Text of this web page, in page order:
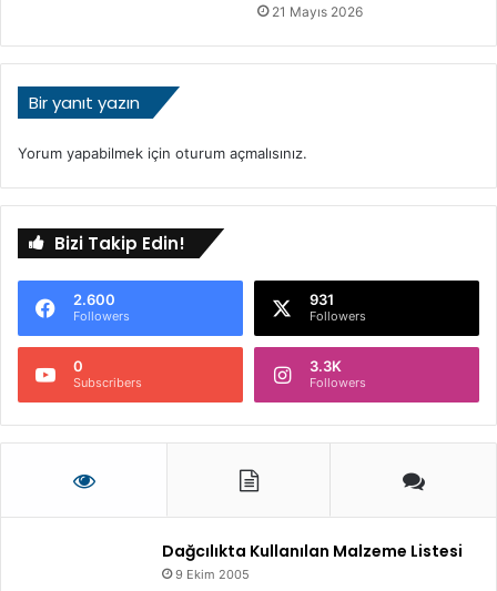
21 Mayıs 2026
Bir yanıt yazın
Yorum yapabilmek için oturum açmalısınız.
Bizi Takip Edin!
2.600
Followers
931
Followers
0
Subscribers
3.3K
Followers
Dağcılıkta Kullanılan Malzeme Listesi
9 Ekim 2005